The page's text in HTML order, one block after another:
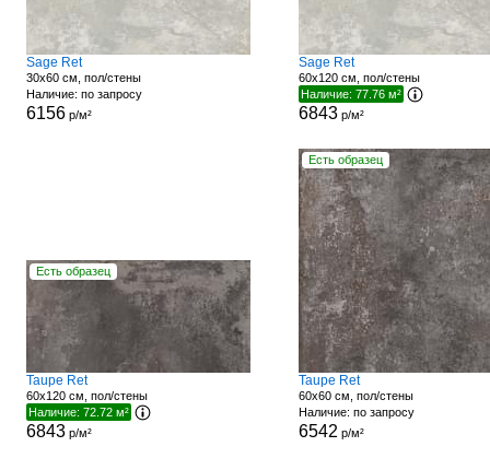
Sage Ret
30x60 см, пол/стены
Наличие: по запросу
6156р/м²
Sage Ret
60x120 см, пол/стены
Наличие: 77.76 м²
6843р/м²
Есть образец
Taupe Ret
60x120 см, пол/стены
Наличие: 72.72 м²
6843р/м²
Есть образец
Taupe Ret
60x60 см, пол/стены
Наличие: по запросу
6542 р/м²